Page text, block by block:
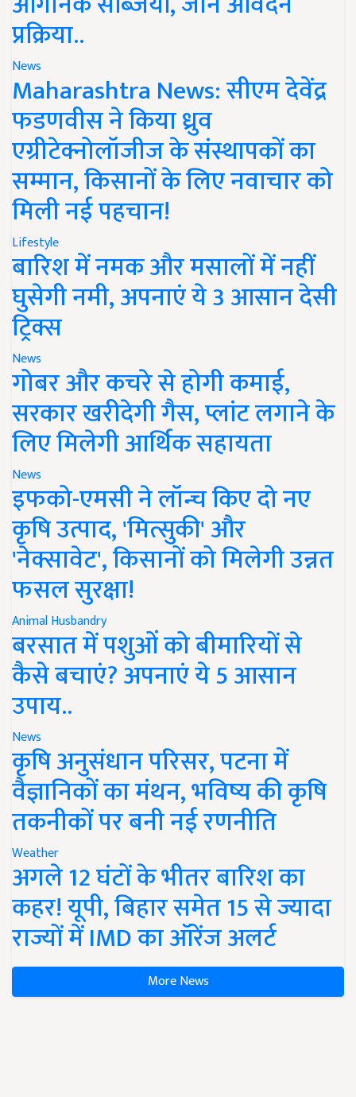
प्रक्रिया..
News
Maharashtra News: सीएम देवेंद्र
फडणवीस ने किया ध्रुव
एग्रीटेक्नोलॉजीज के संस्थापकों का
सम्मान, किसानों के लिए नवाचार को
मिली नई पहचान!
Lifestyle
बारिश में नमक और मसालों में नहीं
घुसेगी नमी, अपनाएं ये 3 आसान देसी
ट्रिक्स
News
गोबर और कचरे से होगी कमाई,
सरकार खरीदेगी गैस, प्लांट लगाने के
लिए मिलेगी आर्थिक सहायता
News
इफको-एमसी ने लॉन्च किए दो नए
कृषि उत्पाद, 'मित्सुकी' और
'नेक्सावेट', किसानों को मिलेगी उन्नत
फसल सुरक्षा!
Animal Husbandry
बरसात में पशुओं को बीमारियों से
कैसे बचाएं? अपनाएं ये 5 आसान
उपाय..
News
कृषि अनुसंधान परिसर, पटना में
वैज्ञानिकों का मंथन, भविष्य की कृषि
तकनीकों पर बनी नई रणनीति
Weather
अगले 12 घंटों के भीतर बारिश का
कहर! यूपी, बिहार समेत 15 से ज्यादा
राज्यों में IMD का ऑरेंज अलर्ट
More News